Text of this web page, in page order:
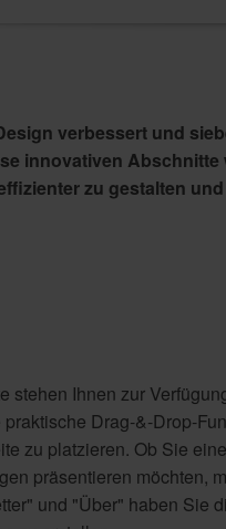
verbessert und
innovativen Abschnitte
zu gestalten
stehen Ihnen zur
Drag-&-Drop-
zu platzieren. Ob Sie
präsentieren möchten,
und "Über" haben Sie